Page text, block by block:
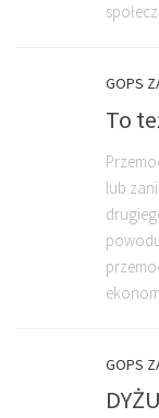
GOPS
To
lub
GOPS